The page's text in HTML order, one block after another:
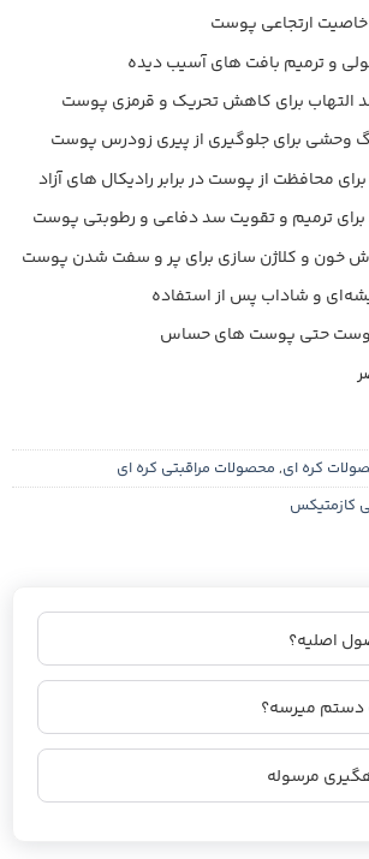
ارتجاعی پوست
و ترمیم بافت های آسیب دیده
برای کاهش تحریک و قرمزی‌ پوست
وحشی برای جلوگیری از پیری زودرس پوست
محافظت از پوست در برابر رادیکال های آزاد
خون و کلاژن سازی برای پر و سفت شدن پوست
و شاداب پس از استفاده
پوست حتی پوست‌ های حساس
کره ای, محصولات مراقبتی کره ای
اصلیه؟
دستم میرسه؟
مرسوله